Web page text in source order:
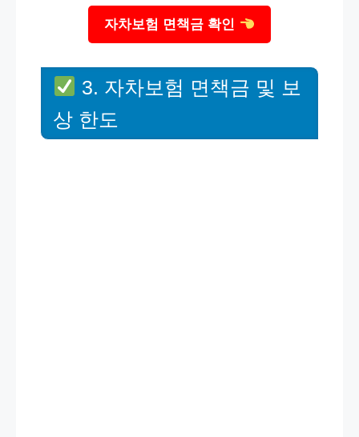
자차보험 면책금 확인
3. 자차보험 면책금 및 보
상 한도